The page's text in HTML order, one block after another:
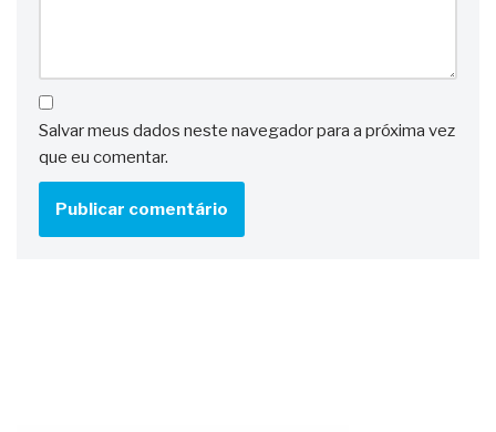
Salvar meus dados neste navegador para a próxima vez
que eu comentar.